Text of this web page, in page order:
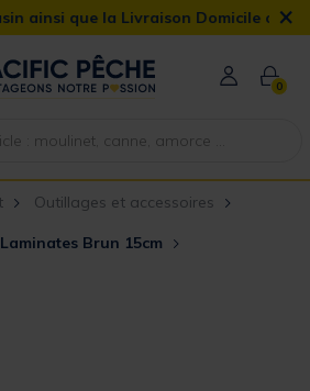
Livraison Domicile offerte dès 90€ ×
0
Outillages et accessoires
Brun 15cm